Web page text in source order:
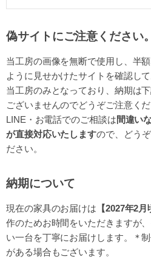
偽サイトにご注意ください。
当工房の画像を無断で使用し、半
ように見せかけたサイトを確認し
当工房のみとなっており、納期は
ございませんのでどうぞご注意く
LINE・お電話でのご相談は間違い
が直接対応いたしますので、どう
ださい。
納期について
現在の家具のお届けは 【2027年2月
作のためお時間をいただきますが
い一台を丁寧にお届けします。＊
がある場合もございます。